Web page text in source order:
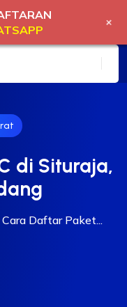
di Situraja,
Cara Daftar Paket...
+